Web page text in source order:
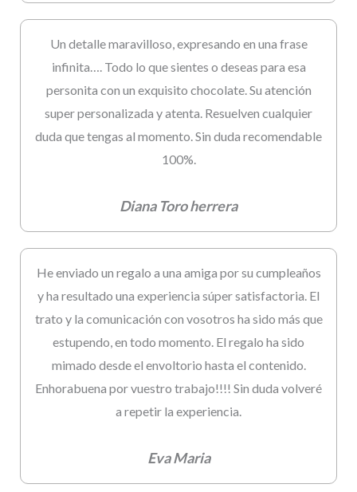
Un detalle maravilloso, expresando en una frase
infinita…. Todo lo que sientes o deseas para esa
personita con un exquisito chocolate. Su atención
super personalizada y atenta. Resuelven cualquier
duda que tengas al momento. Sin duda recomendable
100%.
Diana Toro herrera
He enviado un regalo a una amiga por su cumpleaños
y ha resultado una experiencia súper satisfactoria. El
trato y la comunicación con vosotros ha sido más que
estupendo, en todo momento. El regalo ha sido
mimado desde el envoltorio hasta el contenido.
Enhorabuena por vuestro trabajo!!!! Sin duda volveré
a repetir la experiencia.
Eva Maria